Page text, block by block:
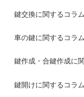
鍵交換に関するコラム
車の鍵に関するコラム
鍵作成・合鍵作成に
鍵開けに関するコラム